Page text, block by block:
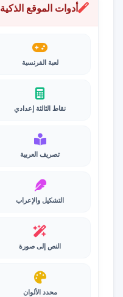
أدوات الموقع الذكية
لعبة الفرنسية
نقاط الثالثة إعدادي
تصريف العربية
التشكيل والإعراب
النص إلى صورة
محدد الألوان